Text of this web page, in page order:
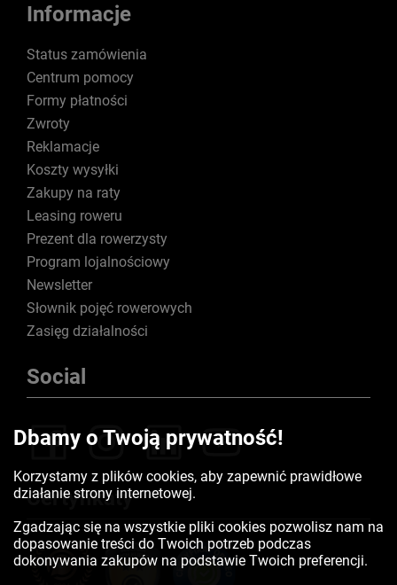
Informacje
Status zamówienia
Centrum pomocy
Formy płatności
Zwroty
Reklamacje
Koszty wysyłki
Zakupy na raty
Leasing roweru
Prezent dla rowerzysty
Program lojalnościowy
Newsletter
Słownik pojęć rowerowych
Zasięg działalności
Social
Certyfikaty
Dbamy o Twoją prywatność!
Korzystamy z plików cookies, aby zapewnić prawidłowe
działanie strony internetowej.
Zgadzając się na wszystkie pliki cookies pozwolisz nam na
dopasowanie treści do Twoich potrzeb podczas
dokonywania zakupów na podstawie Twoich preferencji.